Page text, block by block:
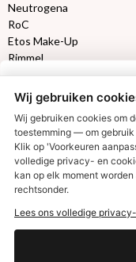
Neutrogena
RoC
Etos Make-Up
Rimmel
Max Factor
Etos aanbiedingen:
Aussie
Gillette
Gezichtsverzorging
Syoss
Wij gebruiken
Wij gebruiken cookies om
toestemming — om
Klik op 'Voorkeuren
volledige privacy- en
kan op elk moment
rechtsonder.
Lees ons volledige